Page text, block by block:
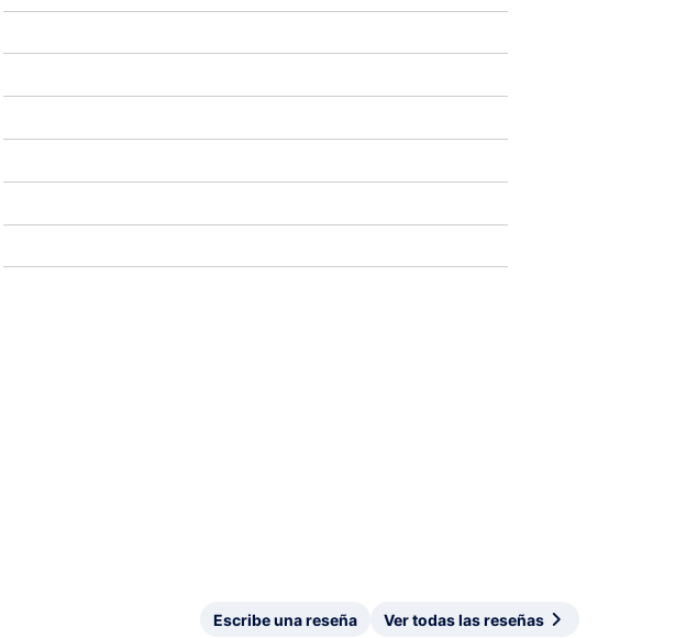
Escribe una reseña Ver todas las reseñas